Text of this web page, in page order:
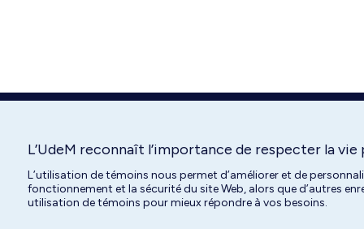
L’UdeM reconnaît l’importance de respecter la vie
L’utilisation de témoins nous permet d’améliorer et de
fonctionnement et la sécurité du site Web, alors que d’autres
utilisation de témoins pour mieux répondre à vos besoins.